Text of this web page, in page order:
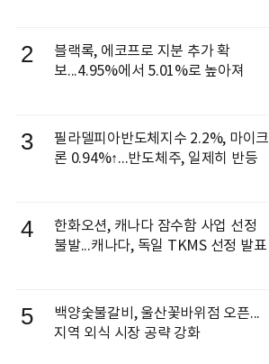
2
블랙록, 에코프로 지분 추가 확
보...4.95%에서 5.01%로 높아져
3
필라델피아반도체지수 2.2%, 마이크
론 0.94%↑...반도체주, 일제히 반등
4
한화오션, 캐나다 잠수함 사업 선정
불발...캐나다, 독일 TKMS 선정 발표
5
백양숯불갈비, 울산꽃바위점 오픈...
지역 외식 시장 공략 강화